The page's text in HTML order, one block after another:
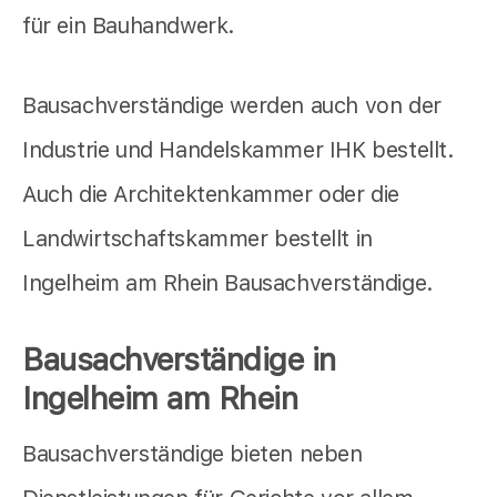
für ein Bauhandwerk.
Bausachverständige werden auch von der
Industrie und Handelskammer IHK bestellt.
Auch die Architektenkammer oder die
Landwirtschaftskammer bestellt in
Ingelheim am Rhein Bausachverständige.
Bausachverständige in
Ingelheim am Rhein
Bausachverständige bieten neben